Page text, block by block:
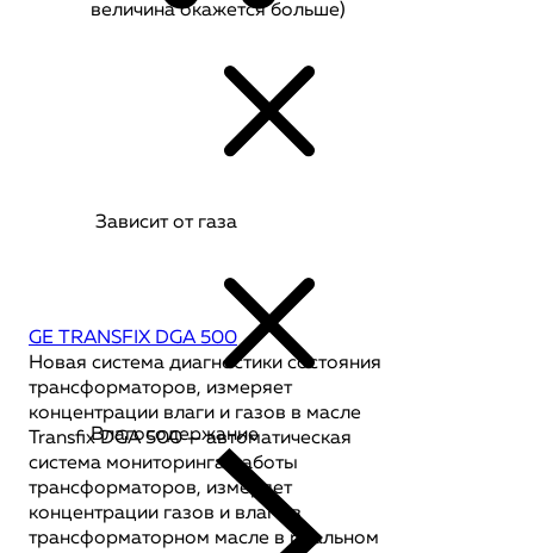
GE TRANSFIX DGA 500
Новая система диагностики состояния
трансформаторов, измеряет
концентрации влаги и газов в масле
Transfix DGA 500 — автоматическая
система мониторинга работы
трансформаторов, измеряет
концентрации газов и влаги в
трансформаторном масле в реальном
величина окажется больше)
Зависит от газа
Влагосодержание